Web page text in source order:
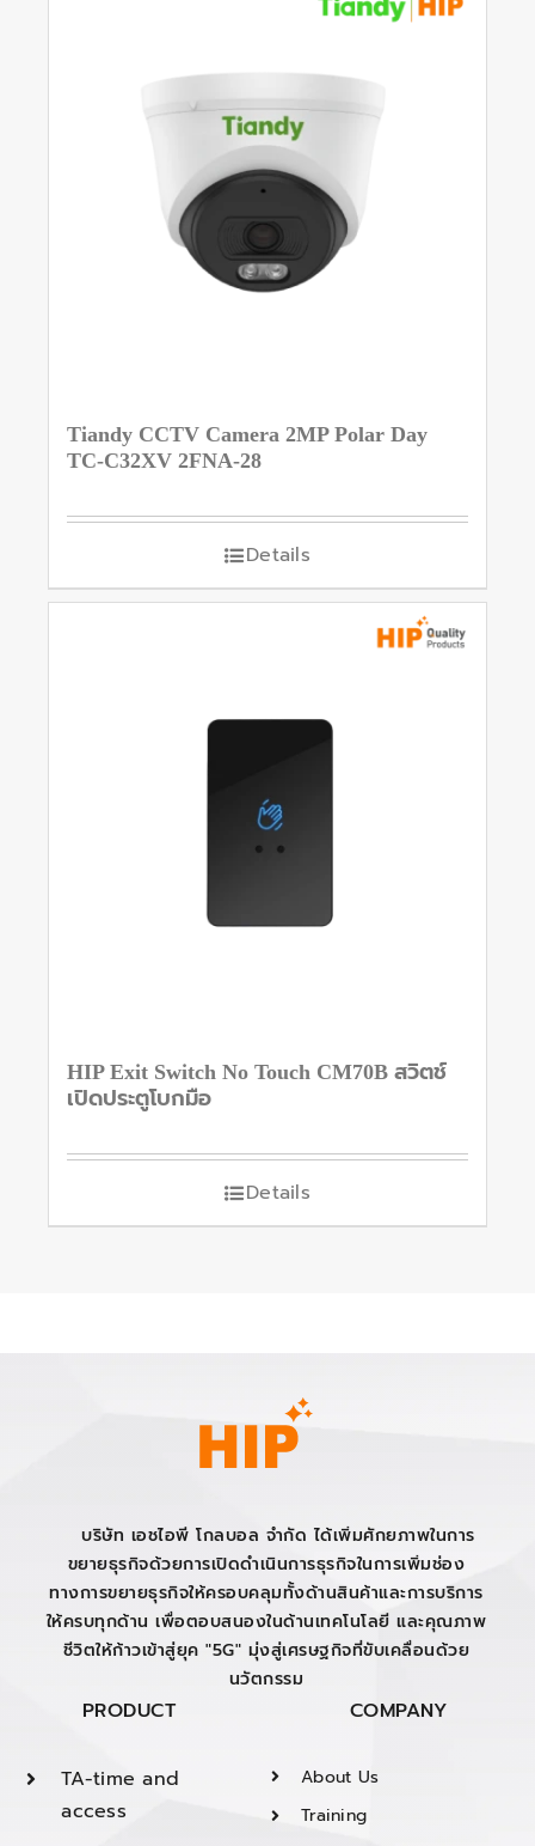
Tiandy CCTV Camera 2MP Polar Day
TC-C32XV 2FNA-28
Details
HIP Exit Switch No Touch CM70B สวิตช์
เปิดประตูโบกมือ
Details
บริษัท เอชไอพี โกลบอล จำกัด ได้เพิ่มศักยภาพในการ
ขยายธุรกิจด้วยการเปิดดำเนินการธุรกิจในการเพิ่มช่อง
ทางการขยายธุรกิจให้ครอบคลุมทั้งด้านสินค้าและการบริการ
ให้ครบทุกด้าน เพื่อตอบสนองในด้านเทคโนโลยี และคุณภาพ
ชีวิตให้ก้าวเข้าสู่ยุค "5G" มุ่งสู่เศรษฐกิจที่ขับเคลื่อนด้วย
นวัตกรรม
PRODUCT
TA-time and
access
COMPANY
About Us
Training